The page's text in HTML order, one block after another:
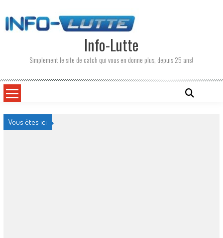
to
content
Info-Lutte
Simplement le site de catch qui vous en donne plus, depuis 25 ans!
Vous êtes ici